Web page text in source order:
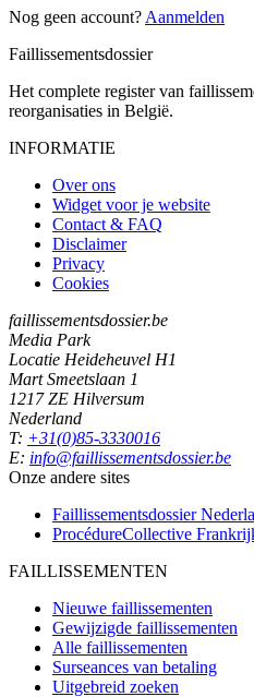
Nog geen account? Aanmelden
Faillissementsdossier
Het complete register van
reorganisaties in België.
INFORMATIE
Over ons
Widget voor je website
Contact & FAQ
Disclaimer
Privacy
Cookies
faillissementsdossier.be
Media Park
Locatie Heideheuvel H1
Mart Smeetslaan 1
1217 ZE Hilversum
Nederland
T: +31(0)85-3330016
E: info@faillissementsdossier.be
Onze andere sites
Faillissementsdossier
ProcédureCollective
FAILLISSEMENTEN
Nieuwe faillissementen
Gewijzigde faillissementen
Alle faillissementen
Surseances van betaling
Uitgebreid zoeken